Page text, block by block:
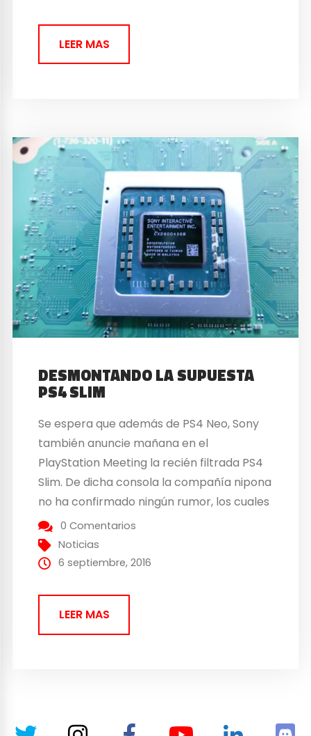
LEER MAS
DESMONTANDO LA SUPUESTA
PS4 SLIM
Se espera que además de PS4 Neo, Sony
también anuncie mañana en el
PlayStation Meeting la recién filtrada PS4
Slim. De dicha consola la compañía nipona
no ha confirmado ningún rumor, los cuales
surgieron a través de un foro de Internet.
Sin embargo, los rumores no se quedaron
ahí sino que también empezaron a salir...
0 Comentarios
Noticias
6 septiembre, 2016
LEER MAS